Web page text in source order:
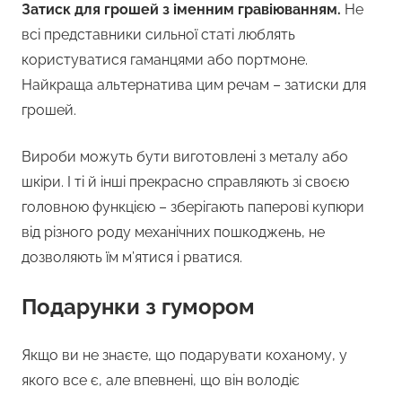
Затиск для грошей з іменним гравіюванням. Не
всі представники сильної статі люблять
користуватися гаманцями або портмоне.
Найкраща альтернатива цим речам – затиски для
грошей.
Вироби можуть бути виготовлені з металу або
шкіри. І ті й інші прекрасно справляють зі своєю
головною функцією – зберігають паперові купюри
від різного роду механічних пошкоджень, не
дозволяють їм м’ятися і рватися.
Подарунки з гумором
Якщо ви не знаєте, що подарувати коханому, у
якого все є, але впевнені, що він володіє